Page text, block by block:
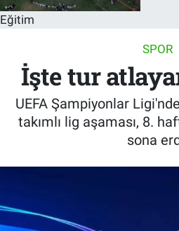
Eğitim
SPOR
İşte tur
UEFA Şampiyonlar
takımlı lig aşaması, 8.
sona